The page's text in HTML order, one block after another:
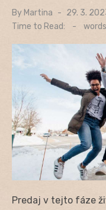
By Martina
Posted
29. 3.
Time to Read:
- words
Predaj v tejto fáze